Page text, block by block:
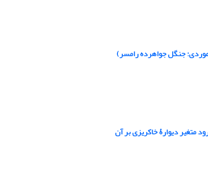
جنگل جواهرده رامسر)
متغیر دیوارۀ خاکریزی بر آن